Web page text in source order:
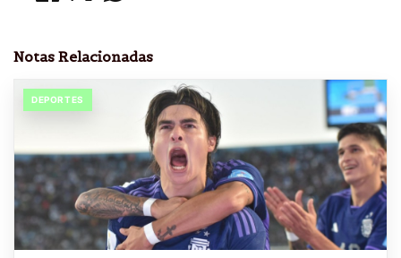
Notas Relacionadas
DEPORTES